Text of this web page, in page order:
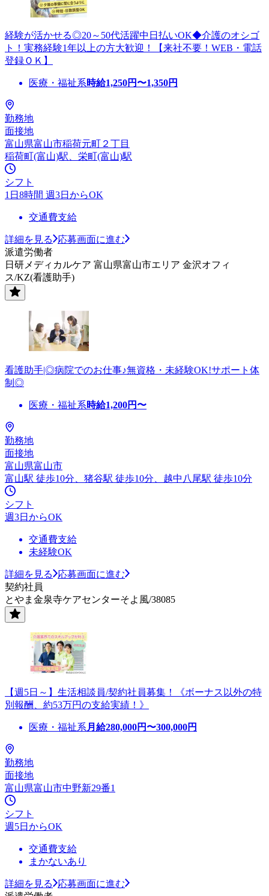
経験が活かせる◎20～50代活躍中日払いOK◆介護のオシゴ
ト！実務経験1年以上の方大歓迎！【来社不要！WEB・電話
登録ＯＫ】
医療・福祉系時給1,250円〜1,350円
勤務地
面接地
富山県富山市稲荷元町２丁目
稲荷町(富山)駅、栄町(富山)駅
シフト
1日8時間 週3日からOK
交通費支給
詳細を見る
応募画面に進む
派遣労働者
日研メディカルケア 富山県富山市エリア 金沢オフィ
ス/KZ(看護助手)
看護助手|◎病院でのお仕事♪無資格・未経験OK!サポート体
制◎
医療・福祉系時給1,200円〜
勤務地
面接地
富山県富山市
富山駅 徒歩10分、猪谷駅 徒歩10分、越中八尾駅 徒歩10分
シフト
週3日からOK
交通費支給
未経験OK
詳細を見る
応募画面に進む
契約社員
とやま金泉寺ケアセンターそよ風/38085
【週5日～】生活相談員/契約社員募集！《ボーナス以外の特
別報酬、約53万円の支給実績！》
医療・福祉系 月給280,000円〜300,000円
勤務地
面接地
富山県富山市中野新29番1
シフト
週5日からOK
交通費支給
まかないあり
詳細を見る
応募画面に進む